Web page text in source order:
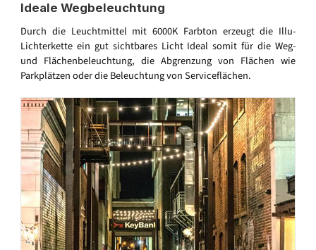
Ideale Wegbeleuchtung
Durch die Leuchtmittel mit 6000K Farbton erzeugt die Illu-
Lichterkette ein gut sichtbares Licht Ideal somit für die Weg-
und Flächenbeleuchtung, die Abgrenzung von Flächen wie
Parkplätzen oder die Beleuchtung von Serviceflächen.